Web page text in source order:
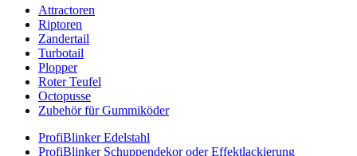
Attractoren
Riptoren
Zandertail
Turbotail
Plopper
Roter Teufel
Octopusse
Zubehör für Gummiköder
ProfiBlinker Edelstahl
ProfiBlinker Schuppendekor oder Effektlackierung